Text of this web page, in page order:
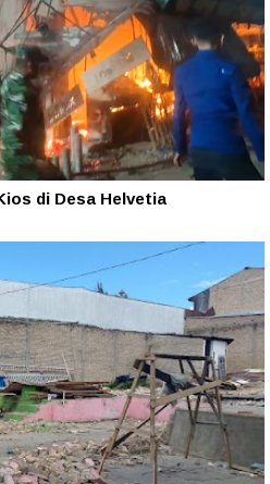
di Desa Helvetia